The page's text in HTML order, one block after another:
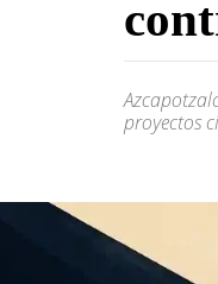
proyectos